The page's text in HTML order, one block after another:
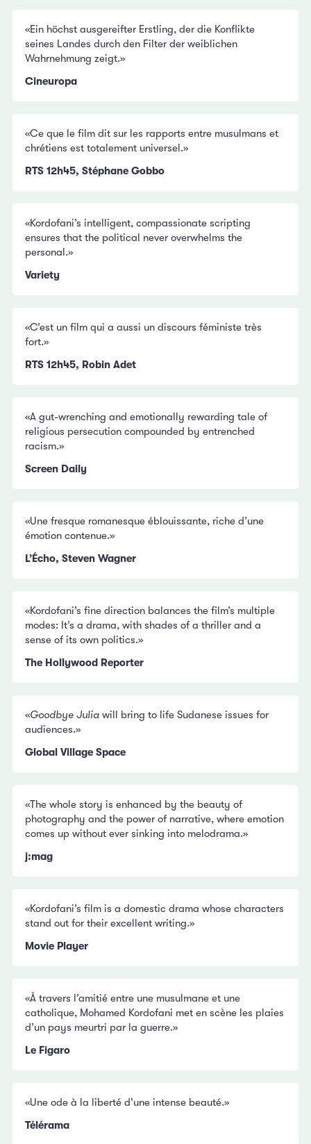
«Ein höchst ausgereifter Erstling, der die Konflikte
seines Landes durch den Filter der weiblichen
Wahrnehmung zeigt.»
Cineuropa
«Ce que le film dit sur les rapports entre musulmans et
chrétiens est totalement universel.»
RTS 12h45, Stéphane Gobbo
«Kordofani’s intelligent, compassionate scripting
ensures that the political never overwhelms the
personal.»
Variety
«C’est un film qui a aussi un discours féministe très
fort.»
RTS 12h45, Robin Adet
«A gut-wrenching and emotionally rewarding tale of
religious persecution compounded by entrenched
racism.»
Screen Daily
«Une fresque romanesque éblouissante, riche d’une
émotion contenue.»
L’Écho, Steven Wagner
«Kordofani’s fine direction balances the film’s multiple
modes: It’s a drama, with shades of a thriller and a
sense of its own politics.»
The Hollywood Reporter
«Goodbye Julia will bring to life Sudanese issues for
audiences.»
Global Village Space
«The whole story is enhanced by the beauty of
photography and the power of narrative, where emotion
comes up without ever sinking into melodrama.»
j:mag
«Kordofani’s film is a domestic drama whose characters
stand out for their excellent writing.»
Movie Player
«À travers l’amitié entre une musulmane et une
catholique, Mohamed Kordofani met en scène les plaies
d’un pays meurtri par la guerre.»
Le Figaro
«Une ode à la liberté d’une intense beauté.»
Télérama